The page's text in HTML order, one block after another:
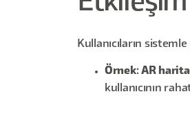
Kullanıcıların
Örnek:AR
kullanıcının